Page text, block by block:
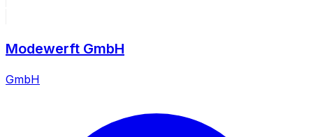
Modewerft GmbH
GmbH